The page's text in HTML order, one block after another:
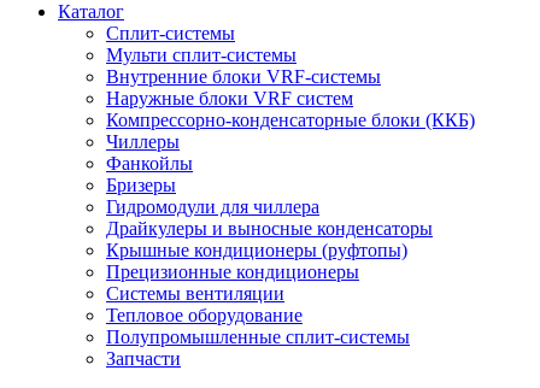
Каталог
Сплит-системы
Мульти сплит-системы
Внутренние блоки VRF-cистемы
Наружные блоки VRF cистем
Компрессорно-конденсаторные блоки (ККБ)
Чиллеры
Фанкойлы
Бризеры
Гидромодули для чиллера
Драйкулеры и выносные конденсаторы
Крышные кондиционеры (руфтопы)
Прецизионные кондиционеры
Системы вентиляции
Тепловое оборудование
Полупромышленные сплит-системы
Запчасти